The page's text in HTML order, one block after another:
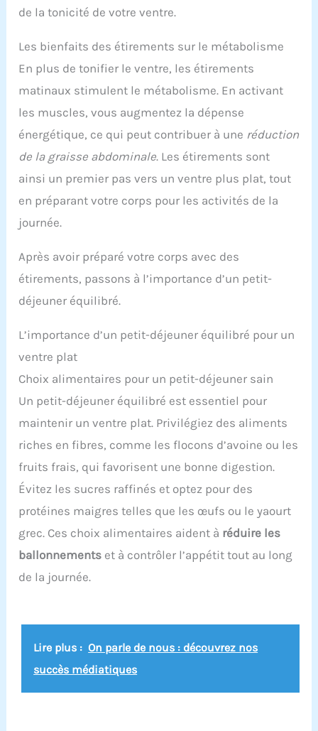
de la tonicité de votre ventre.
Les bienfaits des étirements sur le métabolisme
En plus de tonifier le ventre, les étirements
matinaux stimulent le métabolisme. En activant
les muscles, vous augmentez la dépense
énergétique, ce qui peut contribuer à une réduction
de la graisse abdominale. Les étirements sont
ainsi un premier pas vers un ventre plus plat, tout
en préparant votre corps pour les activités de la
journée.
Après avoir préparé votre corps avec des
étirements, passons à l’importance d’un petit-
déjeuner équilibré.
L’importance d’un petit-déjeuner équilibré pour un
ventre plat
Choix alimentaires pour un petit-déjeuner sain
Un petit-déjeuner équilibré est essentiel pour
maintenir un ventre plat. Privilégiez des aliments
riches en fibres, comme les flocons d’avoine ou les
fruits frais, qui favorisent une bonne digestion.
Évitez les sucres raffinés et optez pour des
protéines maigres telles que les œufs ou le yaourt
grec. Ces choix alimentaires aident à réduire les
ballonnements et à contrôler l’appétit tout au long
de la journée.
Lire plus : On parle de nous : découvrez nos
succès médiatiques